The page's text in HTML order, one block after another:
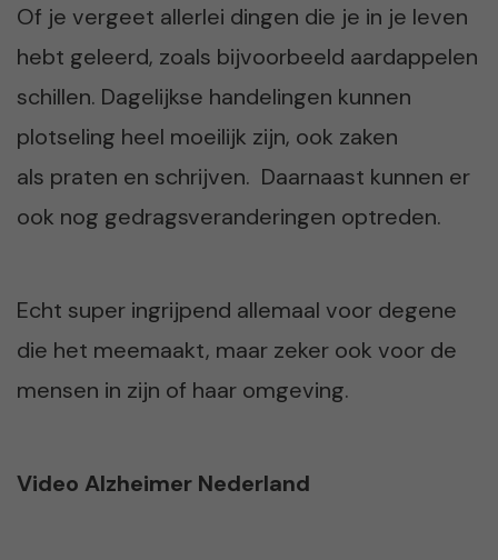
Of je vergeet allerlei dingen die je in je leven
hebt geleerd, zoals bijvoorbeeld aardappelen
schillen. Dagelijkse handelingen kunnen
plotseling heel moeilijk zijn, ook zaken
als praten en schrijven. Daarnaast kunnen er
ook nog gedragsveranderingen optreden.
Echt super ingrijpend allemaal voor degene
die het meemaakt, maar zeker ook voor de
mensen in zijn of haar omgeving.
Video Alzheimer Nederland